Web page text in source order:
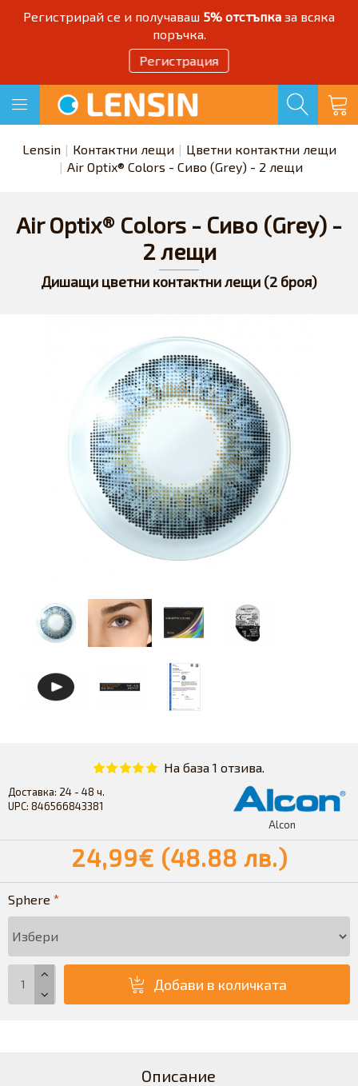
Регистрирай се и получаваш 5% отстъпка за всяка
поръчка.
Регистрация
Lensin Контактни лещи
Цветни контактни лещи
Air Optix® Colors - Сиво (Grey) - 2 лещи
Air Optix® Colors - Сиво (Grey) -
2 лещи
Дишащи цветни контактни лещи (2 броя)
Доставка: 24 - 48 ч.
UPC: 846566843381
Alcon
На база 1 отзива.
24,99€ (48.88 лв.)
Sphere
Добави в количката
Описание